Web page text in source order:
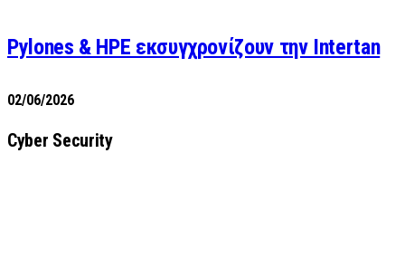
Pylones & HPE εκσυγχρονίζουν την Intertan
02/06/2026
Cyber Security